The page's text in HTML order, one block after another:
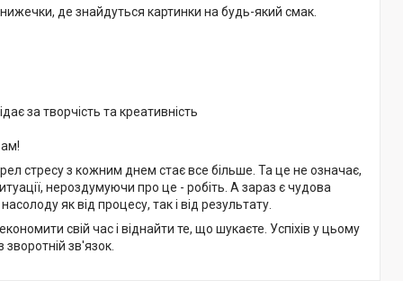
де знайдуться картинки на будь-який смак.
за творчість та креативність
стресу з кожним днем стає все більше. Та це не означає,
нероздумуючи про це - робіть. А зараз є чудова
як від процесу, так і від результату.
свій час і віднайти те, що шукаєте. Успіхів у цьому
зв'язок.